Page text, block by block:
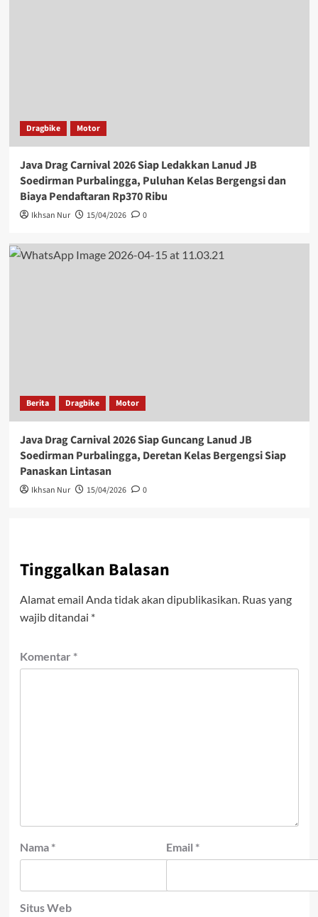
Dragbike Motor
Java Drag Carnival 2026 Siap Ledakkan Lanud JB
Soedirman Purbalingga, Puluhan Kelas Bergengsi dan
Biaya Pendaftaran Rp370 Ribu
Ikhsan Nur 15/04/2026 0
Berita Dragbike Motor
Java Drag Carnival 2026 Siap Guncang Lanud JB
Soedirman Purbalingga, Deretan Kelas Bergengsi Siap
Panaskan Lintasan
Ikhsan Nur 15/04/2026 0
Tinggalkan Balasan
Alamat email Anda tidak akan dipublikasikan. Ruas yang
wajib ditandai *
Komentar *
Nama * Email *
Situs Web